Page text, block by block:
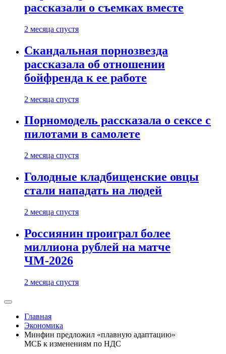
рассказали о съемках вместе
2 месяца спустя
Скандальная порнозвезда
рассказала об отношении
бойфренда к ее работе
2 месяца спустя
Порномодель рассказала о сексе с
пилотами в самолете
2 месяца спустя
Голодные кладбищенские овцы
стали нападать на людей
2 месяца спустя
Россиянин проиграл более
миллиона рублей на матче
ЧМ-2026
2 месяца спустя
Главная
Экономика
Минфин предложил «плавную адаптацию»
МСБ к изменениям по НДС